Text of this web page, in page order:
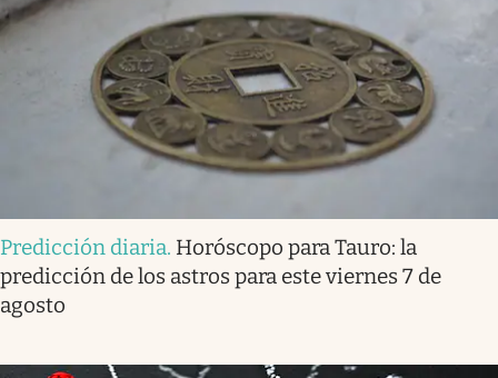
Predicción diaria. Horóscopo para Tauro: la
predicción de los astros para este viernes 7 de
agosto